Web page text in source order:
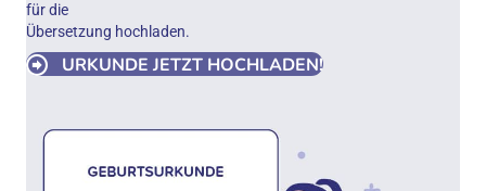
für die
Übersetzung hochladen.
URKUNDE JETZT HOCHLADEN!